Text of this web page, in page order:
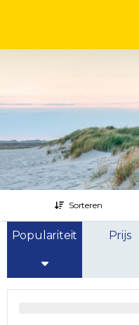
Sorteren
Populariteit Prijs